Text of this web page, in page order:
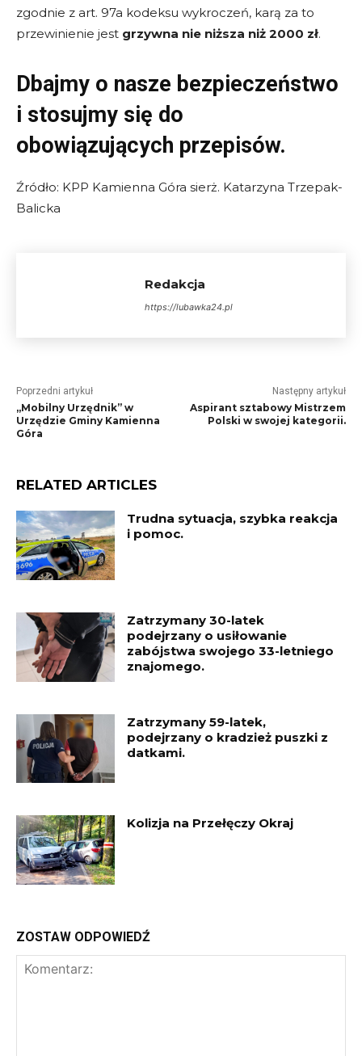
zgodnie z art. 97a kodeksu wykroczeń, karą za to
przewinienie jest grzywna nie niższa niż 2000 zł.
Dbajmy o nasze bezpieczeństwo
i stosujmy się do
obowiązujących przepisów.
Źródło: KPP Kamienna Góra sierż. Katarzyna Trzepak-
Balicka
Redakcja
https://lubawka24.pl
Poprzedni artykuł
„Mobilny Urzędnik” w
Urzędzie Gminy Kamienna
Góra
Następny artykuł
Aspirant sztabowy Mistrzem
Polski w swojej kategorii.
RELATED ARTICLES
Trudna sytuacja, szybka reakcja
i pomoc.
Zatrzymany 30-latek
podejrzany o usiłowanie
zabójstwa swojego 33-letniego
znajomego.
Zatrzymany 59-latek,
podejrzany o kradzież puszki z
datkami.
Kolizja na Przełęczy Okraj
ZOSTAW ODPOWIEDŹ